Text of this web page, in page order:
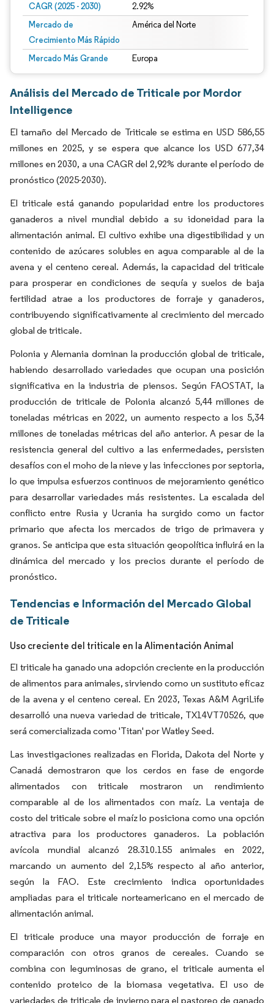
CAGR (2025 - 2030) 2.92%
Mercado de
Crecimiento Más Rápido
América del Norte
Mercado Más Grande Europa
Análisis del Mercado de Triticale por Mordor
Intelligence
El tamaño del Mercado de Triticale se estima en USD 586,55
millones en 2025, y se espera que alcance los USD 677,34
millones en 2030, a una CAGR del 2,92% durante el período de
pronóstico (2025-2030).
El triticale está ganando popularidad entre los productores
ganaderos a nivel mundial debido a su idoneidad para la
alimentación animal. El cultivo exhibe una digestibilidad y un
contenido de azúcares solubles en agua comparable al de la
avena y el centeno cereal. Además, la capacidad del triticale
para prosperar en condiciones de sequía y suelos de baja
fertilidad atrae a los productores de forraje y ganaderos,
contribuyendo significativamente al crecimiento del mercado
global de triticale.
Polonia y Alemania dominan la producción global de triticale,
habiendo desarrollado variedades que ocupan una posición
significativa en la industria de piensos. Según FAOSTAT, la
producción de triticale de Polonia alcanzó 5,44 millones de
toneladas métricas en 2022, un aumento respecto a los 5,34
millones de toneladas métricas del año anterior. A pesar de la
resistencia general del cultivo a las enfermedades, persisten
desafíos con el moho de la nieve y las infecciones por septoria,
lo que impulsa esfuerzos continuos de mejoramiento genético
para desarrollar variedades más resistentes. La escalada del
conflicto entre Rusia y Ucrania ha surgido como un factor
primario que afecta los mercados de trigo de primavera y
granos. Se anticipa que esta situación geopolítica influirá en la
dinámica del mercado y los precios durante el período de
pronóstico.
Tendencias e Información del Mercado Global
de Triticale
Uso creciente del triticale en la Alimentación Animal
El triticale ha ganado una adopción creciente en la producción
de alimentos para animales, sirviendo como un sustituto eficaz
de la avena y el centeno cereal. En 2023, Texas A&M AgriLife
desarrolló una nueva variedad de triticale, TX14VT70526, que
será comercializada como 'Titan' por Watley Seed.
Las investigaciones realizadas en Florida, Dakota del Norte y
Canadá demostraron que los cerdos en fase de engorde
alimentados con triticale mostraron un rendimiento
comparable al de los alimentados con maíz. La ventaja de
costo del triticale sobre el maíz lo posiciona como una opción
atractiva para los productores ganaderos. La población
avícola mundial alcanzó 28.310.155 animales en 2022,
marcando un aumento del 2,15% respecto al año anterior,
según la FAO. Este crecimiento indica oportunidades
ampliadas para el triticale norteamericano en el mercado de
alimentación animal.
El triticale produce una mayor producción de forraje en
comparación con otros granos de cereales. Cuando se
combina con leguminosas de grano, el triticale aumenta el
contenido proteico de la biomasa vegetativa. El uso de
variedades de triticale de invierno para el pastoreo de ganado